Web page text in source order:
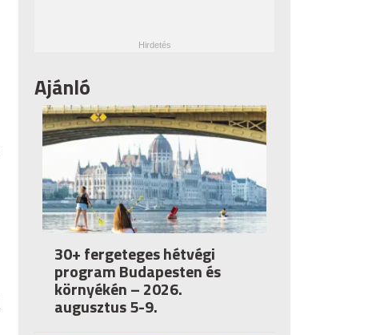
Ajánló
30+ fergeteges hétvégi
program Budapesten és
környékén – 2026.
augusztus 5-9.